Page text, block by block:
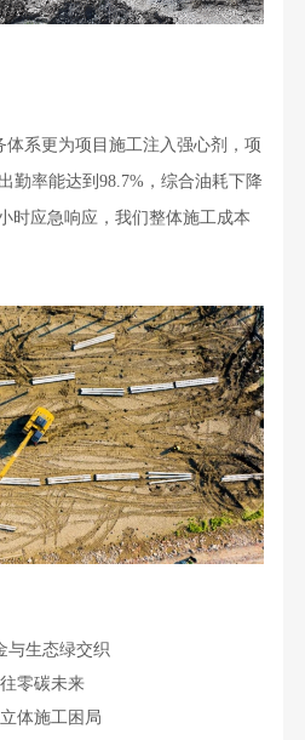
系更为项目施工注入强心剂，项
勤率能达到98.7%，综合油耗下降
时应急响应，我们整体施工成本
与生态绿交织
零碳未来
体施工困局